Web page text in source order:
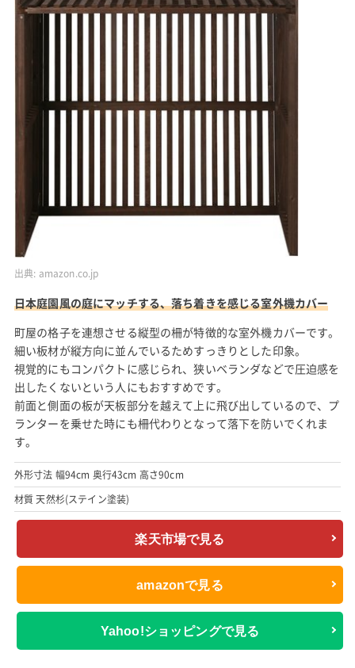
出典: amazon.co.jp
日本庭園風の庭にマッチする、落ち着きを感じる室外機カバー
町屋の格子を連想させる縦型の柵が特徴的な室外機カバーです。
細い板材が縦方向に並んでいるためすっきりとした印象。
視覚的にもコンパクトに感じられ、狭いベランダなどで圧迫感を
出したくないという人にもおすすめです。
前面と側面の板が天板部分を越えて上に飛び出しているので、プ
ランターを乗せた時にも柵代わりとなって落下を防いでくれま
す。
外形寸法 幅94cm 奥行43cm 高さ90cm
材質 天然杉(ステイン塗装)
楽天市場で見る
amazonで見る
Yahoo!ショッピングで見る